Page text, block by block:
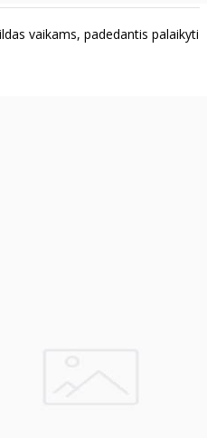
vaikams, padedantis palaikyti